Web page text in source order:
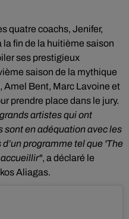
quatre coachs, Jenifer,
fin de la huitième saison
ses prestigieux
saison de la mythique
Amel Bent, Marc Lavoine et
prendre place dans le jury.
artistes qui ont
sont en adéquation avec les
programme tel que 'The
accueillir", a déclaré le
Aliagas.